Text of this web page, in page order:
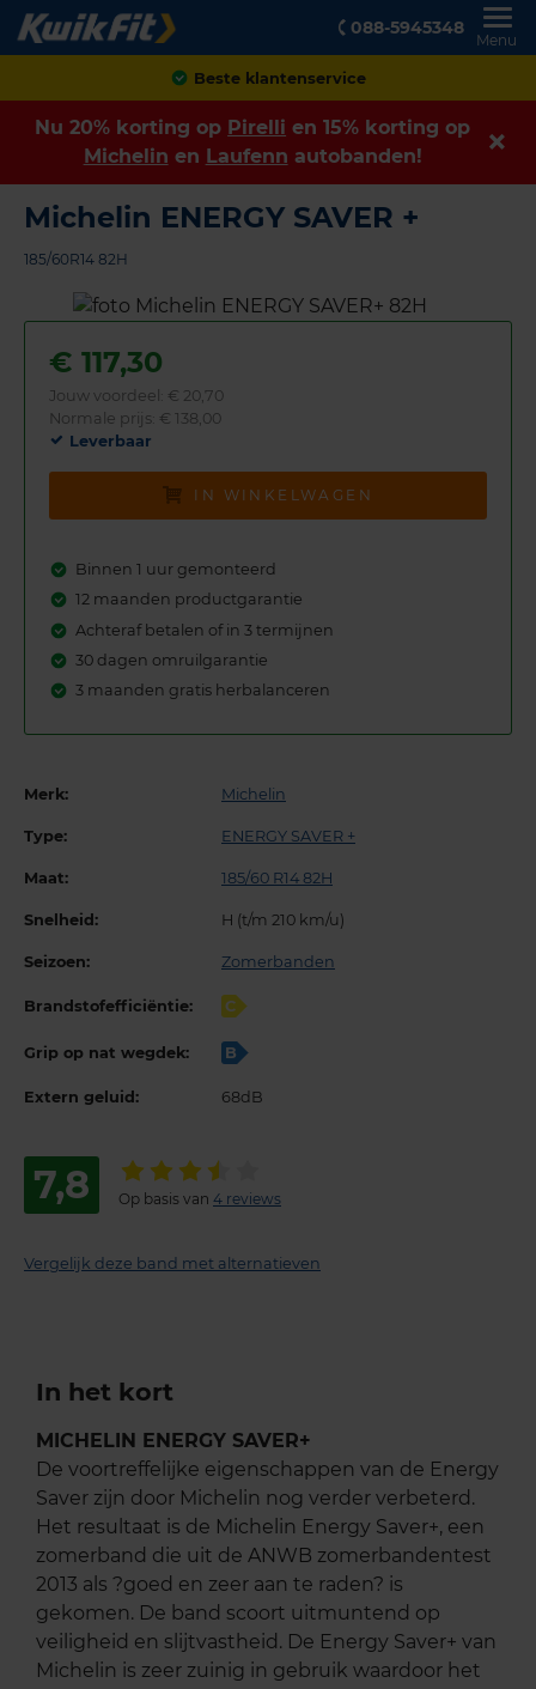
088-5945348
Menu
Achteraf betalen
Nu 20% korting op Pirelli en 15% korting op
Michelin en Laufenn autobanden!
Michelin ENERGY SAVER +
185/60R14 82H
€ 117,30
Jouw voordeel: € 20,70
Normale prijs: € 138,00
Leverbaar
IN WINKELWAGEN
Binnen 1 uur gemonteerd
12 maanden productgarantie
Achteraf betalen of in 3 termijnen
30 dagen omruilgarantie
3 maanden gratis herbalanceren
Merk: Michelin
Type: ENERGY SAVER +
Maat: 185/60 R14 82H
Snelheid: H (t/m 210 km/u)
Seizoen: Zomerbanden
Brandstofefficiëntie: C
Grip op nat wegdek: B
Extern geluid: 68dB
7,8 Op basis van 4 reviews
Vergelijk deze band met alternatieven
In het kort
MICHELIN ENERGY SAVER+
De voortreffelijke eigenschappen van de Energy
Saver zijn door Michelin nog verder verbeterd.
Het resultaat is de Michelin Energy Saver+, een
zomerband die uit de ANWB zomerbandentest
2013 als ?goed en zeer aan te raden? is
gekomen. De band scoort uitmuntend op
veiligheid en slijtvastheid. De Energy Saver+ van
Michelin is zeer zuinig in gebruik waardoor het